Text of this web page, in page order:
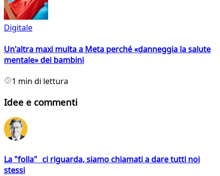
Digitale
Un'altra maxi multa a Meta perché «danneggia la salute
mentale» dei bambini
1 min di lettura
Idee e commenti
La "folla" ci riguarda, siamo chiamati a dare tutti noi
stessi